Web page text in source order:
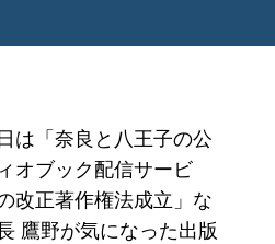
は「奈良と八王子の公
オブック配信サービ
改正著作権法成立」な
鷹野が気になった出版